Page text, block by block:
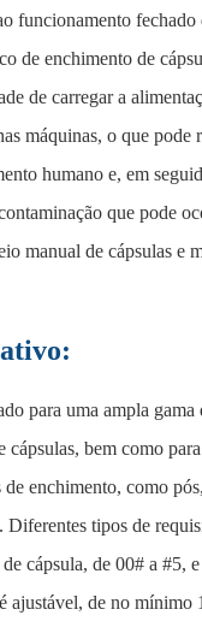
funcionamento fechado
de enchimento de
de carregar a
máquinas, o que pode
humano e, em
que pode
manual de cápsulas e
para uma ampla gama
cápsulas, bem como
de enchimento, como
Diferentes tipos de
cápsula, de 00# a #5,
ajustável, de no mínimo